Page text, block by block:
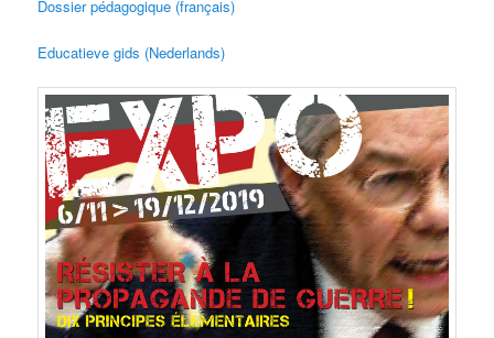
Dossier pédagogique (français)
Educatieve gids (Nederlands)